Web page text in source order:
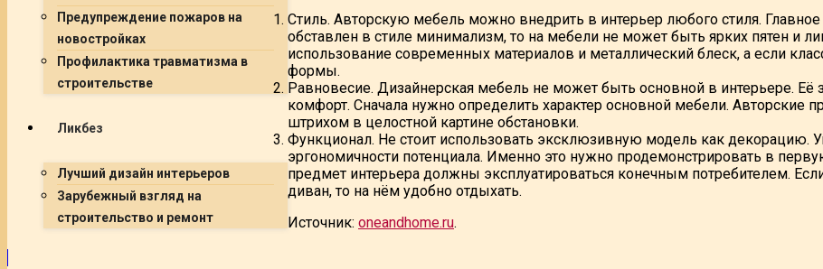
Предупреждение пожаров на
новостройках
Профилактика травматизма в
строительстве
Ликбез
Лучший дизайн интерьеров
Зарубежный взгляд на
строительство и ремонт
Стиль. Авторскую мебель можно внедрить в интерьер любого стиля.
обставлен в стиле минимализм, то на мебели не может быть ярких пятен и
использование современных материалов и металлический блеск, а если
формы.
Равновесие. Дизайнерская мебель не может быть основной в интерьере. Её
комфорт. Сначала нужно определить характер основной мебели.
штрихом в целостной картине обстановки.
Функционал. Не стоит использовать эксклюзивную модель как декорацию.
эргономичности потенциала. Именно это нужно продемонстрировать в
предмет интерьера должны эксплуатироваться конечным потребителем.
диван, то на нём удобно отдыхать.
Источник: oneandhome.ru.